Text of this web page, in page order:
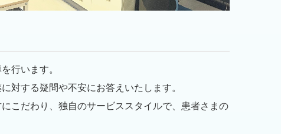
行います。
対する疑問や不安にお答えいたします。
こだわり、独自のサービススタイルで、患者さまの